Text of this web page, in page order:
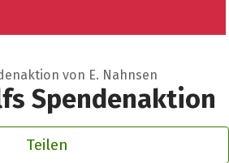
von E. Nahnsen
Spendenaktion
Teilen